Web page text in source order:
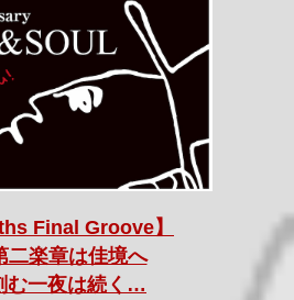
Final Groove】
二楽章は佳境へ
む一夜は続く…